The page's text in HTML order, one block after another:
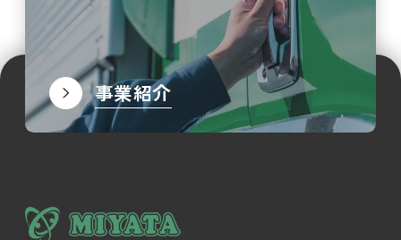
事業紹介